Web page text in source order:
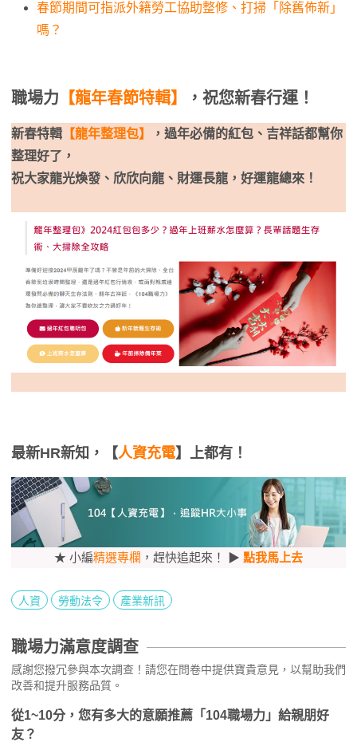
春節期間可指派外籍勞工協助整修、打掃「除舊佈新」
嗎？
職場力 【龍年春節特輯】 ，祝您新春行運！
新春特輯 【龍年整理包】
，過年必備的紅包、吉祥話都幫你
整理好了，
祝大家龍光煥發、欣欣向龍、財運長龍，好運龍總來！
最新HR新知，【人資充電】上都有！
★ 小編精選專欄 ，趕快追起來！ ▶ 點我馬上去
人資 勞動法令 產業新訊
職場力滿意度調查
感謝您撥冗參與本次調查！請您在問卷中提供寶貴意見，以幫助我們
改善和提升服務品質。
從1~10分，您有多大的意願推薦「104職場力」給親朋好
友？